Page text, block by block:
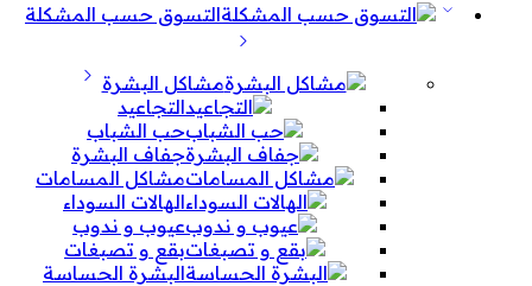
التسوق حسب المشكلة
مشاكل البشرة
التجاعيد
حب الشباب
جفاف البشرة
مشاكل المسامات
الهالات السوداء
عيوب و ندوب
بقع و تصبغات
البشرة الحساسة